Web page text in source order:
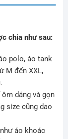
chia như sau:
polo, áo tank
M đến XXL,
dáng và gọn
size cũng dao
áo khoác